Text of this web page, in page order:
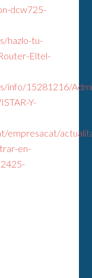
dcw725-
hazlo-tu-
Eltel-
info/15281216/
Y-
empresacat/
en-